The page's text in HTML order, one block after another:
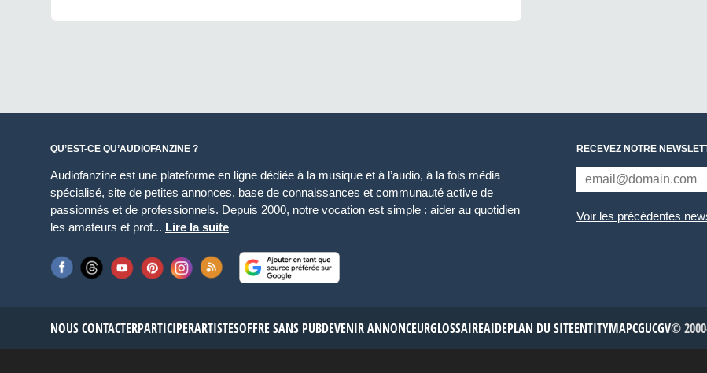
QU’EST-CE QU’AUDIOFANZINE ?
Audiofanzine est une plateforme en ligne dédiée à la musique et à l’audio, à la fois média
spécialisé, site de petites annonces, base de connaissances et communauté active de
passionnés et de professionnels. Depuis 2000, notre vocation est simple : aider au quotidien
les amateurs et prof... Lire la suite
RECEVEZ NOTRE
Voir les précédentes
NOUS CONTACTERPARTICIPERARTISTESOFFRE SANS PUBDEVENIR ANNONCEURGLOSSAIREAIDEPLAN DU SITEENTITYMAPCGUCGV©